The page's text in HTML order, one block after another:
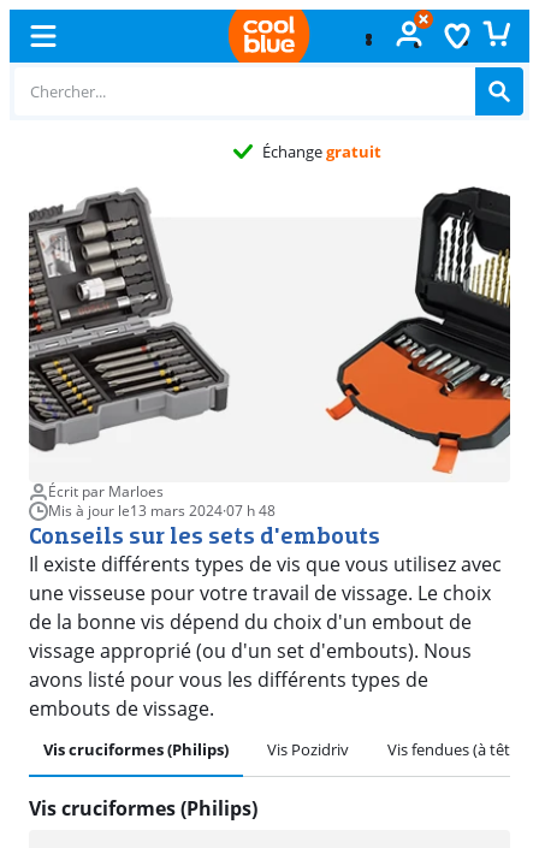
Échangegratuit
Écrit par Marloes
Mis à jour le13 mars 2024·07 h 48
Conseils sur les sets d'embouts
Il existe différents types de vis que vous utilisez avec
une visseuse pour votre travail de vissage. Le choix
de la bonne vis dépend du choix d'un embout de
vissage approprié (ou d'un set d'embouts). Nous
avons listé pour vous les différents types de
embouts de vissage.
Vis cruciformes (Philips) Vis Pozidriv Vis fendues (à tête
Vis cruciformes (Philips)